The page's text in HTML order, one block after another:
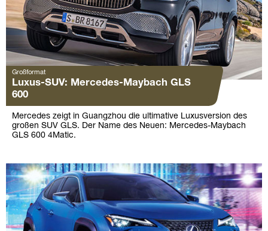
Großformat
Luxus-SUV: Mercedes-Maybach GLS
600
Mercedes zeigt in Guangzhou die ultimative Luxusversion des
großen SUV GLS. Der Name des Neuen: Mercedes-Maybach
GLS 600 4Matic.